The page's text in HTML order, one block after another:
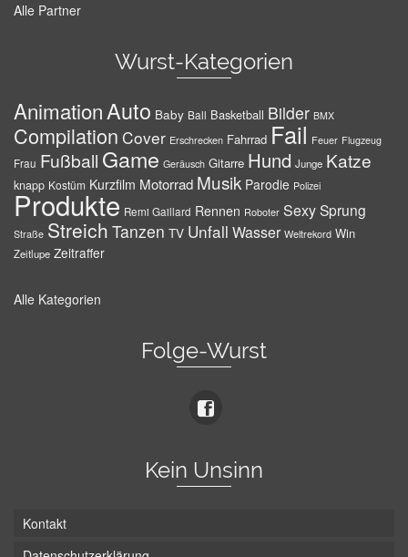
Alle Partner
Wurst-Kategorien
AnimationAuto Baby Ball Basketball Bilder BMX
Compilation Cover Erschrecken Fahrrad Fail Feuer Flugzeug
Frau Fußball Game Geräusch Gitarre Hund Junge Katze
knapp Kostüm Kurzfilm Motorrad Musik Parodie Polizei
Produkte Remi Gaillard Rennen Roboter SexySprung
Straße Streich Tanzen TV Unfall Wasser Weltrekord Win
Zeitlupe Zeitraffer
Alle Kategorien
Folge-Wurst
Kein Unsinn
Kontakt